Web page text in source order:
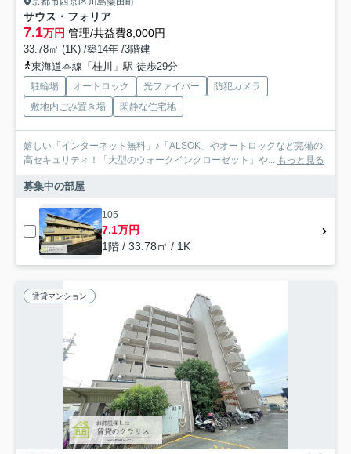
サウス・フォリア
7.1万円 管理/共益費8,000円
33.78㎡ (1K) /築14年 /3階建
東海道本線「桂川」駅 徒歩29分
駐輪場 オートロック 光ファイバー
防犯カメラ
敷地内ごみ置き場
閑静な住宅地
嬉しい「インターネット無料」♪「ALSOK」やオートロックなど完備の
高セキュリティ！「大型のウォークインクローゼット」や... もっと見る
募集中の部屋
105
7.1万円
1階 / 33.78㎡ / 1K
賃貸マンション